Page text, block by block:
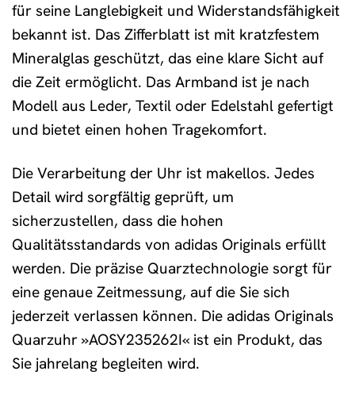
für seine Langlebigkeit und Widerstandsfähigkeit
bekannt ist. Das Zifferblatt ist mit kratzfestem
Mineralglas geschützt, das eine klare Sicht auf
die Zeit ermöglicht. Das Armband ist je nach
Modell aus Leder, Textil oder Edelstahl gefertigt
und bietet einen hohen Tragekomfort.
Die Verarbeitung der Uhr ist makellos. Jedes
Detail wird sorgfältig geprüft, um
sicherzustellen, dass die hohen
Qualitätsstandards von adidas Originals erfüllt
werden. Die präzise Quarztechnologie sorgt für
eine genaue Zeitmessung, auf die Sie sich
jederzeit verlassen können. Die adidas Originals
Quarzuhr »AOSY235262I« ist ein Produkt, das
Sie jahrelang begleiten wird.